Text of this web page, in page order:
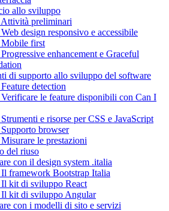
allo sviluppo
preliminari
design responsivo e accessibile
first
enhancement e Graceful
di supporto allo sviluppo del software
detection
le feature disponibili con Can I
e risorse per CSS e JavaScript
browser
le prestazioni
del riuso
con il design system .italia
framework Bootstrap Italia
kit di sviluppo React
Il kit di sviluppo Angular
con i modelli di sito e servizi